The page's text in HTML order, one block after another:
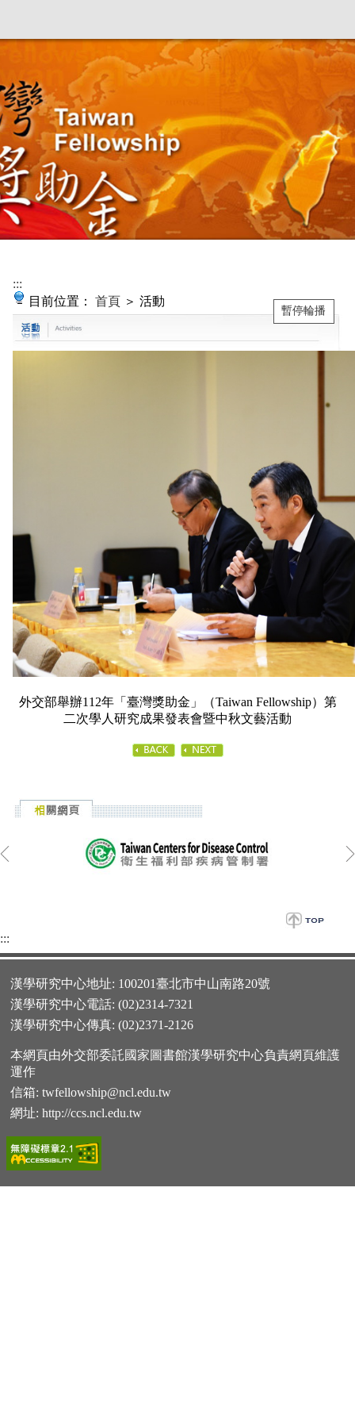
:::
目前位置： 首頁 ＞ 活動
外交部舉辦112年「臺灣獎助金」（Taiwan Fellowship）第
二次學人研究成果發表會暨中秋文藝活動
暫停輪播
:::
漢學研究中心地址: 100201臺北市中山南路20號
漢學研究中心電話: (02)2314-7321
漢學研究中心傳真: (02)2371-2126
本網頁由外交部委託國家圖書館漢學研究中心負責網頁維護
運作
信箱: twfellowship@ncl.edu.tw
網址: http://ccs.ncl.edu.tw